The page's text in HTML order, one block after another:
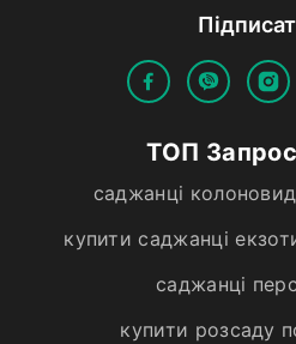
ТОП
саджанці
купити саджанці
саджанці
купити розсаду